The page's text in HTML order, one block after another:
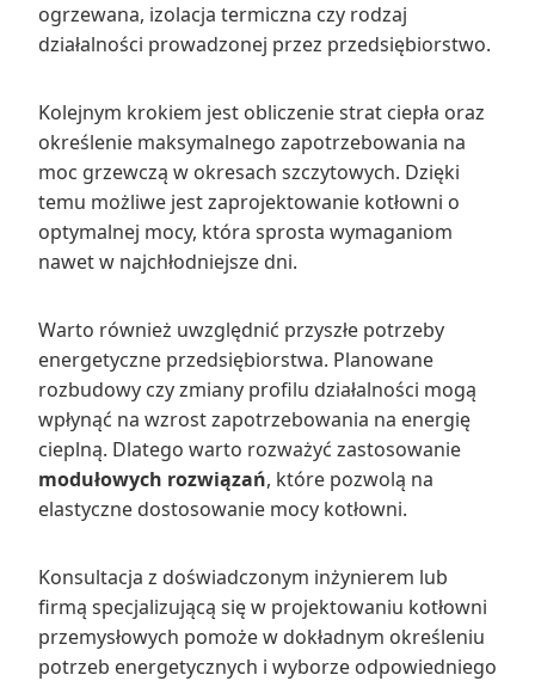
ogrzewana, izolacja termiczna czy rodzaj
działalności prowadzonej przez przedsiębiorstwo.
Kolejnym krokiem jest obliczenie strat ciepła oraz
określenie maksymalnego zapotrzebowania na
moc grzewczą w okresach szczytowych. Dzięki
temu możliwe jest zaprojektowanie kotłowni o
optymalnej mocy, która sprosta wymaganiom
nawet w najchłodniejsze dni.
Warto również uwzględnić przyszłe potrzeby
energetyczne przedsiębiorstwa. Planowane
rozbudowy czy zmiany profilu działalności mogą
wpłynąć na wzrost zapotrzebowania na energię
cieplną. Dlatego warto rozważyć zastosowanie
modułowych rozwiązań, które pozwolą na
elastyczne dostosowanie mocy kotłowni.
Konsultacja z doświadczonym inżynierem lub
firmą specjalizującą się w projektowaniu kotłowni
przemysłowych pomoże w dokładnym określeniu
potrzeb energetycznych i wyborze odpowiedniego